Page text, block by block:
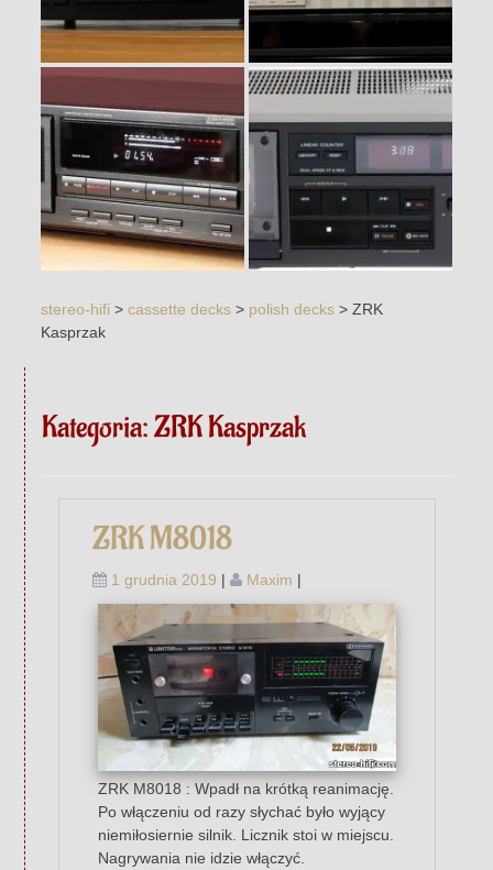
stereo-hifi >cassette decks > polish decks >ZRK
Kasprzak
Kategoria:ZRK Kasprzak
ZRK M8018
1 grudnia 2019 | Maxim |
ZRK M8018 : Wpadł na krótką reanimację.
Po włączeniu od razy słychać było wyjący
niemiłosiernie silnik. Licznik stoi w miejscu.
Nagrywania nie idzie włączyć.